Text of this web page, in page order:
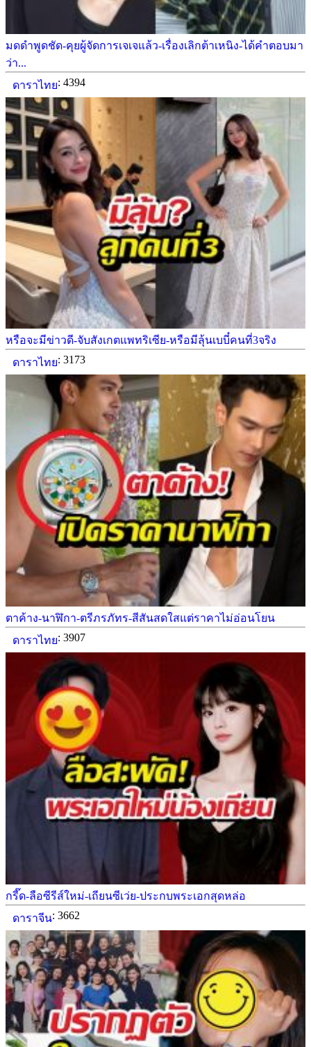
มดดำพูดชัด-คุยผู้จัดการเจเจแล้ว-เรื่องเลิกต้าเหนิง-ได้คำตอบมา
ว่า...
ดาราไทย: 4394
หรือจะมีข่าวดี-จับสังเกตแพทริเซีย-หรือมีลุ้นเบบี๋คนที่3จริง
ดาราไทย: 3173
ตาค้าง-นาฬิกา-ตรีภรภัทร-สีสันสดใสแต่ราคาไม่อ่อนโยน
ดาราไทย: 3907
กรี๊ด-ลือซีรีส์ใหม่-เถียนซีเว่ย-ประกบพระเอกสุดหล่อ
ดาราจีน: 3662